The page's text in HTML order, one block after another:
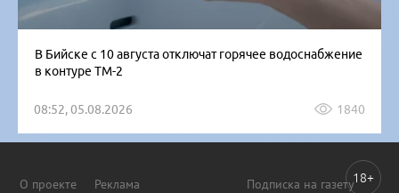
В Бийске с 10 августа отключат горячее водоснабжение
в контуре ТМ-2
08:52, 05.08.2026 1840
О проекте Реклама Подписка на газету18+